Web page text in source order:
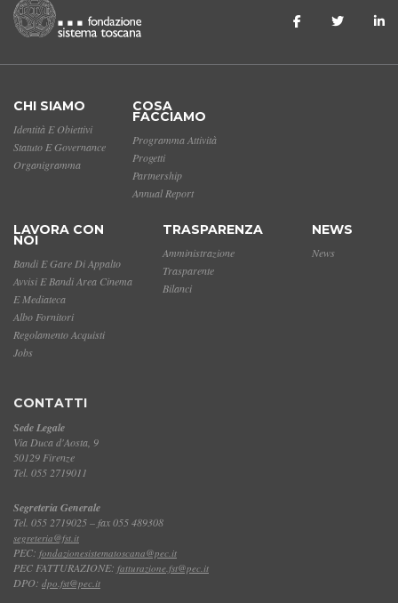
CHI SIAMO
Identità E Obiettivi
Statuto E Governance
Organigramma
COSA
FACCIAMO
Programma Attività
Progetti
Partnership
Annual Report
LAVORA CON
NOI
Bandi E Gare Di Appalto
Avvisi E Bandi Area Cinema
E Mediateca
Albo Fornitori
Regolamento Acquisti
Jobs
TRASPARENZA
Amministrazione
Trasparente
Bilanci
NEWS
News
CONTATTI
Sede Legale
Via Duca d'Aosta, 9
50129 Firenze
Tel. 055 2719011
Segreteria Generale
Tel. 055 2719025 – fax 055 489308
segreteria@fst.it
PEC: fondazionesistematoscana@pec.it
PEC FATTURAZIONE: fatturazione.fst@pec.it
DPO: dpo.fst@pec.it